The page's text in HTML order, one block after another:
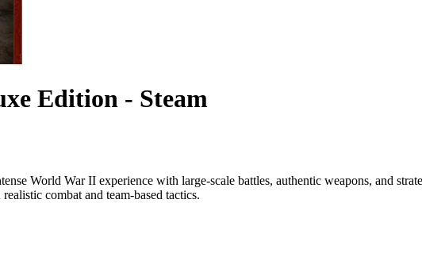
Edition - Steam
World War II experience with large-scale battles, authentic weapons, and
combat and team-based tactics.